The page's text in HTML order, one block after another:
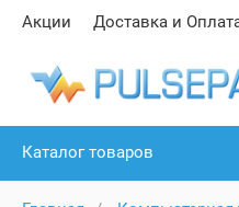
Акции Доставка и
Каталог товаров